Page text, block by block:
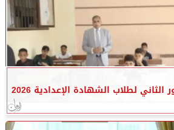
لطلاب الشهادة الإعدادية 2026